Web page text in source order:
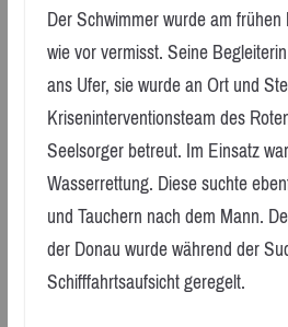
Der Schwimmer wurde am
wie vor vermisst. Seine
ans Ufer, sie wurde an Ort und
Kriseninterventionsteam des
Seelsorger betreut. Im Einsatz
Wasserrettung. Diese suchte
und Tauchern nach dem Mann.
der Donau wurde während der
Schifffahrtsaufsicht geregelt.